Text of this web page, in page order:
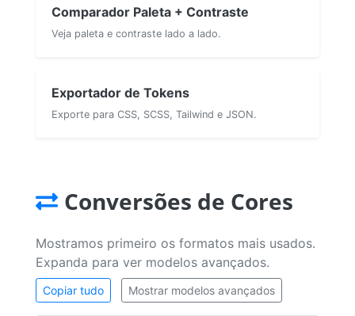
Comparador Paleta + Contraste
Veja paleta e contraste lado a lado.
Exportador de Tokens
Exporte para CSS, SCSS, Tailwind e JSON.
Conversões de Cores
Mostramos primeiro os formatos mais usados.
Expanda para ver modelos avançados.
Copiar tudo Mostrar modelos avançados